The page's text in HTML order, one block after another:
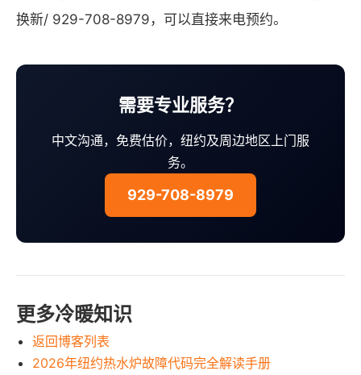
换新/ 929-708-8979，可以直接来电预约。
需要专业服务？
中文沟通，免费估价，纽约及周边地区上门服
务。
929-708-8979
更多冷暖知识
返回博客列表
2026年纽约热水炉故障代码完全解读手册